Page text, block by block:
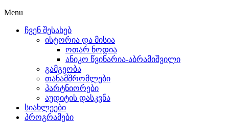
Menu
ჩვენ შესახებ
ისტორია და მისია
ოთარ ნოდია
ანიკო წვინარია-აბრამიშვილი
გამგეობა
თანამშრომლები
პარტნიორები
აუდიტის დასკვნა
სიახლეები
პროგრამები